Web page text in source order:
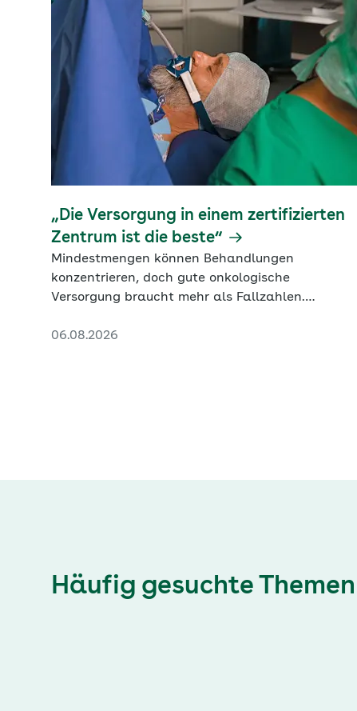
06.08.2026
„Die Versorgung in einem zertifizierten
Zentrum ist die beste“
Mindestmengen können Behandlungen
konzentrieren, doch gute onkologische
Versorgung braucht mehr als Fallzahlen.
erklärt, warum die Steuerung in zertifizierten
Häufig gesuchte Themen